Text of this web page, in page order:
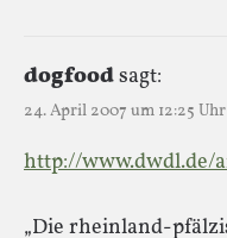
dogfoodsagt:
24. April 2007 um 12:25 Uhr
http://www.dwdl.de/
„Die rheinland-